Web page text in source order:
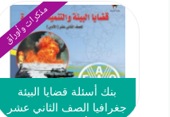
مذكرات وأوراق
بنك أسئلة قضايا البيئة
جغرافيا الصف الثاني عشر